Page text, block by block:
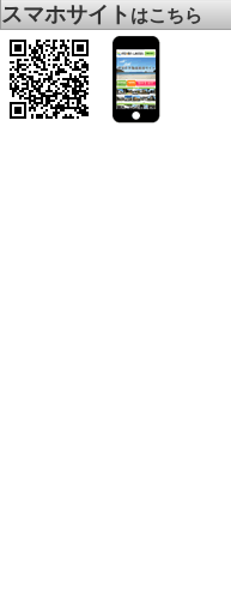
スマホサイトはこちら